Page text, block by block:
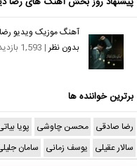
آهنگ موزیک ویدیو
بدون نظر | 1,593 بازدید
برترین خواننده ها
رضا صادقی محسن چاوشی پویا
سالار عقیلی یوسف زمانی سامان